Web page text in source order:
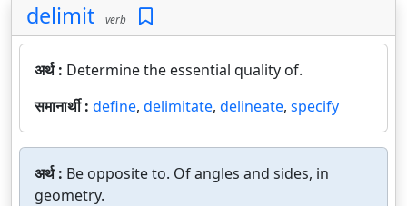
delimit verb
अर्थ : Determine the essential quality of.
समानार्थी : define, delimitate, delineate, specify
अर्थ : Be opposite to. Of angles and sides, in
geometry.